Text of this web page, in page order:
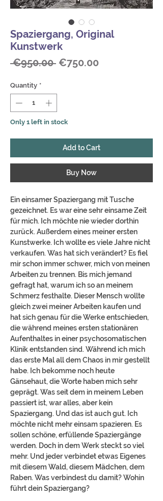
Spaziergang, Original
Kunstwerk
€950.00 Regular
€750.00Sale
Quantity *
Only 1 left in stock
Add to Cart
Buy Now
Ein einsamer Spaziergang mit Tusche
gezeichnet. Es war eine sehr einsame Zeit
für mich. Ich möchte nie wieder dorthin
zurück. Außerdem eines meiner ersten
Kunstwerke. Ich wollte es viele Jahre nicht
verkaufen. Was hat sich verändert? Es fiel
mir schon immer schwer, mich von meinen
Arbeiten zu trennen. Bis mich jemand
gefragt hat, warum ich so an meinem
Schmerz festhalte. Dieser Mensch wollte
gleich zwei meiner Arbeiten kaufen und
hat sich genau für die Werke entschieden,
die während meines ersten stationären
Aufenthaltes in einer psychosomatischen
Klinik entstanden sind. Während ich mich
das erste Mal all dem Chaos in mir gestellt
habe. Ich bekomme noch heute
Gänsehaut, die Worte haben mich sehr
geprägt. Was seit dem in meinem Leben
passiert ist, war alles, aber kein
Spaziergang. Und das ist auch gut. Ich
möchte nicht mehr einsam spazieren. Es
sollen schöne, erfüllende Spaziergänge
werden. Doch in dem Werk steckt so viel
mehr. Und jeder verbindet etwas Eigenes
mit diesem Wald, diesem Mädchen, dem
Raben. Was verbindest du damit? Wohin
führt dein Spaziergang?